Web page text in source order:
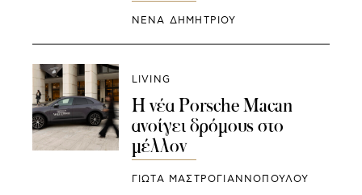
ΝΕΝΑ ΔΗΜΗΤΡΙΟΥ
LIVING
Η νέα Porsche Macan
ανοίγει δρόμους στο
μέλλον
ΓΙΩΤΑ ΜΑΣΤΡΟΓΙΑΝΝΟΠΟΥΛΟΥ